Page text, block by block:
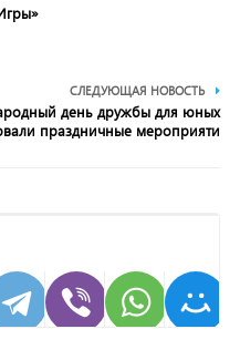
СЛЕДУЮЩАЯ НОВОСТЬ
день дружбы для юных
праздничные мероприяти